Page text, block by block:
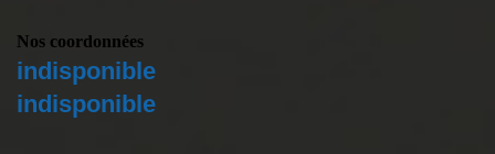
Nos coordonnées
indisponible
indisponible